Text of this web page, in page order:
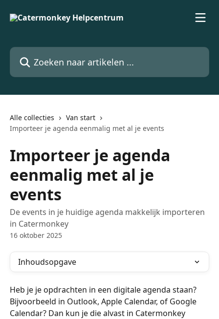
Zoeken naar artikelen ...
Alle collecties
Van start
Importeer je agenda eenmalig met al je events
Importeer je agenda
eenmalig met al je
events
De events in je huidige agenda makkelijk importeren
in Catermonkey
16 oktober 2025
Inhoudsopgave
Heb je je opdrachten in een digitale agenda staan?
Bijvoorbeeld in Outlook, Apple Calendar, of Google
Calendar? Dan kun je die alvast in Catermonkey